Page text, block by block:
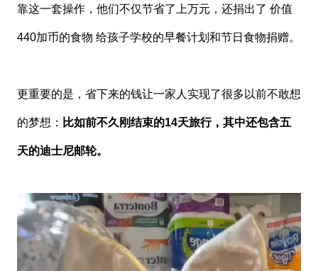
靠这一套操作，他们不仅节省了上万元，还捐出了 价值
440加币的食物 给孩子学校的早餐计划和节日食物捐赠。
更重要的是，省下来的钱让一家人实现了很多以前不敢想
的梦想： 比如前不久刚结束的14天旅行，其中还包含五
天的迪士尼邮轮。